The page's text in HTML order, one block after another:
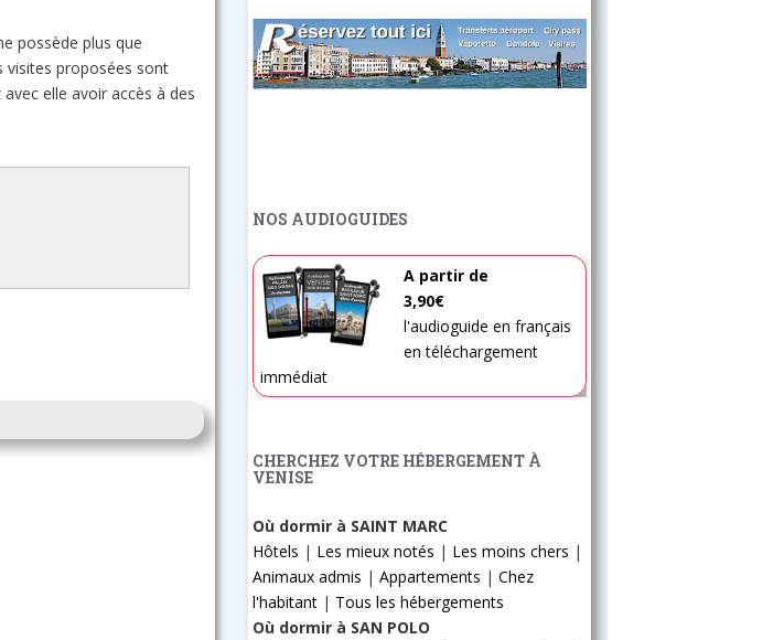
possède plus que
visites proposées sont
elle avoir accès à des
NOS AUDIOGUIDES
A partir de
3,90€
l'audioguide en français
en téléchargement
immédiat
CHERCHEZ VOTRE HÉBERGEMENT À
VENISE
Où dormir à SAINT MARC
Hôtels | Les mieux notés | Les moins chers |
Animaux admis | Appartements | Chez
l'habitant| Tous les hébergements
Où dormir à SAN POLO